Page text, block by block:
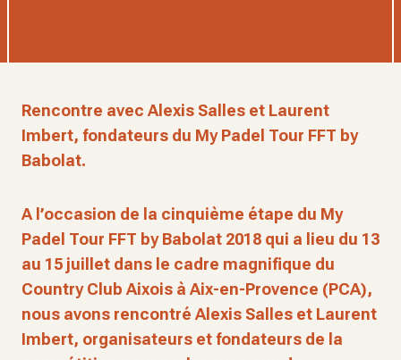
Rencontre avec Alexis Salles et Laurent
Imbert, fondateurs du My Padel Tour FFT by
Babolat.
A l’occasion de la cinquième étape du My
Padel Tour FFT by Babolat 2018 qui a lieu du 13
au 15 juillet dans le cadre magnifique du
Country Club Aixois à Aix-en-Provence (PCA),
nous avons rencontré Alexis Salles et Laurent
Imbert, organisateurs et fondateurs de la